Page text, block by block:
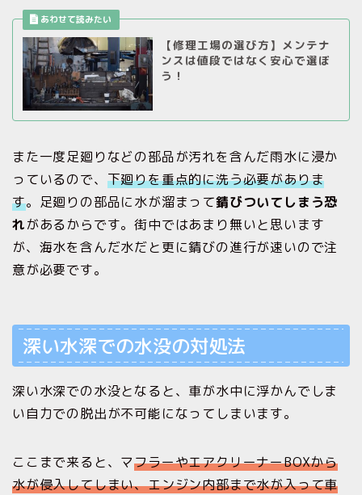
【修理工場の選び方】メンテナ
ンスは値段ではなく安心で選ぼ
う！
また一度足廻りなどの部品が汚れを含んだ雨水に浸か
っているので、 下廻りを重点的に洗う必要がありま
す。足廻りの部品に水が溜まって錆びついてしまう恐
れがあるからです。街中ではあまり無いと思います
が、海水を含んだ水だと更に錆びの進行が速いので注
意が必要です。
深い水深での水没の対処法
深い水深での水没となると、車が水中に浮かんでしま
い自力での脱出が不可能になってしまいます。
ここまで来ると、マフラーやエアクリーナーBOXから
水が侵入してしまい、エンジン内部まで水が入って車